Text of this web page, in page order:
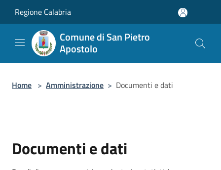
Regione Calabria
Comune di San Pietro
Apostolo
Home > Amministrazione > Documenti e dati
Documenti e dati